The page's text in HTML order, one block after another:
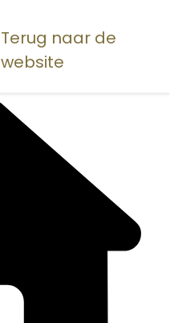
Terug naar de
website